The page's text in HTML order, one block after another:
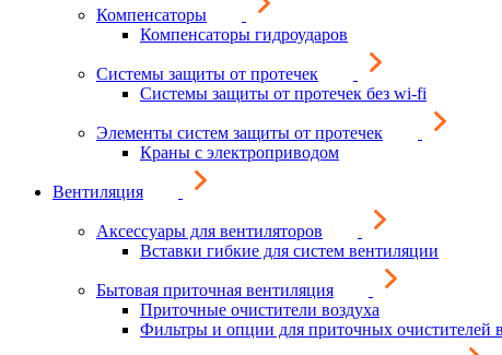
Компенсаторы
Компенсаторы гидроударов
Системы защиты от протечек
Системы защиты от протечек без wi-fi
Элементы систем защиты от протечек
Краны с электроприводом
Вентиляция
Аксессуары для вентиляторов
Вставки гибкие для систем вентиляции
Бытовая приточная вентиляция
Приточные очистители воздуха
Фильтры и опции для приточных очистителей